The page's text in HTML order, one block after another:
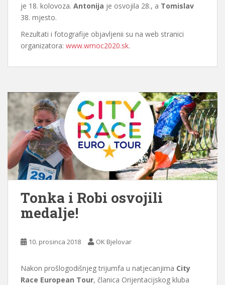
je 18. kolovoza. Antonija je osvojila 28., a Tomislav
38. mjesto.
Rezultati i fotografije objavljenii su na web stranici
organizatora: www.wmoc2020.sk.
Tonka i Robi osvojili
medalje!
10. prosinca 2018 OK Bjelovar
Nakon prošlogodišnjeg trijumfa u natjecanjima City
Race European Tour, članica Orijentacijskog kluba